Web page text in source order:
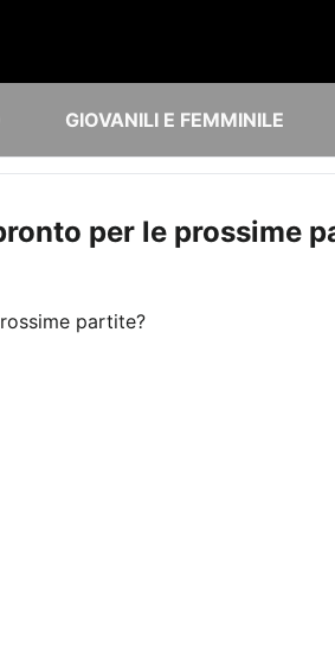
GIOVANILI E FEMMINILE
per le prossime